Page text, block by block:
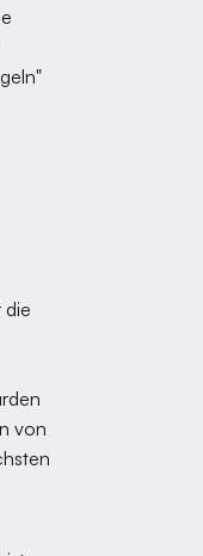
die
von